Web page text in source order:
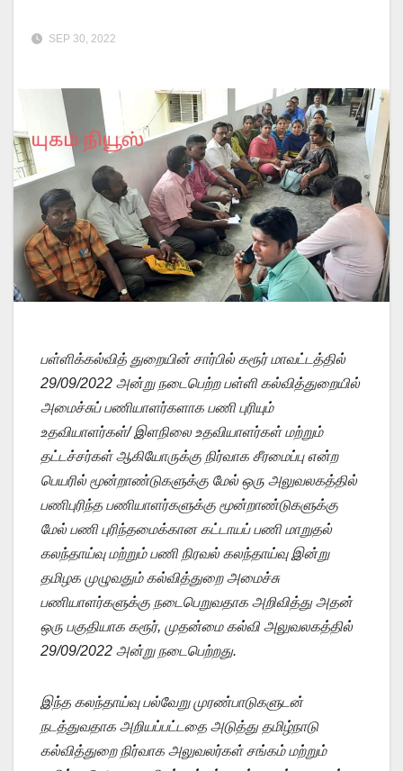
SEP 30, 2022
பள்ளிக்கல்வித் துறையின் சார்பில் கரூர் மாவட்டத்தில்
29/09/2022 அன்று நடைபெற்ற பள்ளி கல்வித்துறையில்
அமைச்சுப் பணியாளர்களாக பணி புரியும்
உதவியாளர்கள்/ இளநிலை உதவியாளர்கள் மற்றும்
தட்டச்சர்கள் ஆகியோருக்கு நிர்வாக சீரமைப்பு என்ற
பெயரில் மூன்றாண்டுகளுக்கு மேல் ஒரு அலுவலகத்தில்
பணிபுரிந்த பணியாளர்களுக்கு மூன்றாண்டுகளுக்கு
மேல் பணி புரிந்தமைக்கான கட்டாயப் பணி மாறுதல்
கலந்தாய்வு மற்றும் பணி நிரவல் கலந்தாய்வு இன்று
தமிழக முழுவதும் கல்வித்துறை அமைச்சு
பணியாளர்களுக்கு நடைபெறுவதாக அறிவித்து அதன்
ஒரு பகுதியாக கரூர், முதன்மை கல்வி அலுவலகத்தில்
29/09/2022 அன்று நடைபெற்றது.
இந்த கலந்தாய்வு பல்வேறு முரண்பாடுகளுடன்
நடத்துவதாக அறியப்பட்டதை அடுத்து தமிழ்நாடு
கல்வித்துறை நிர்வாக அலுவலர்கள் சங்கம் மற்றும்